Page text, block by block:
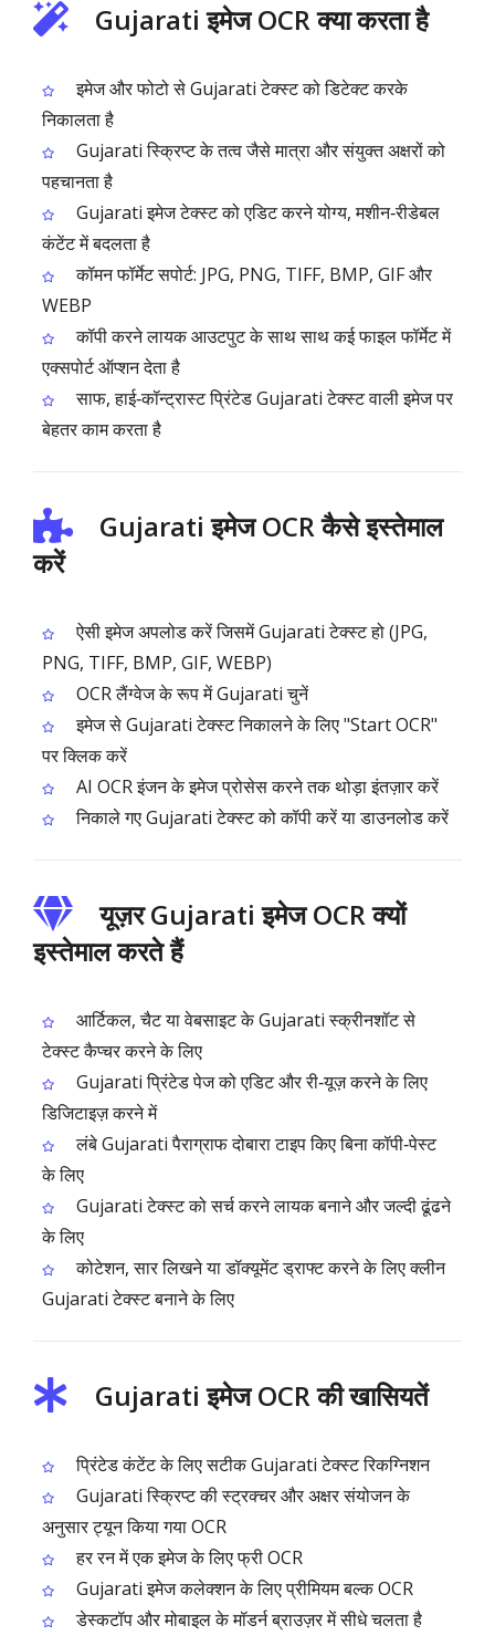
Gujarati इमेज OCR क्या करता है
इमेज और फोटो से Gujarati टेक्स्ट को डिटेक्ट करके
निकालता है
Gujarati स्क्रिप्ट के तत्व जैसे मात्रा और संयुक्त अक्षरों को
पहचानता है
Gujarati इमेज टेक्स्ट को एडिट करने योग्य, मशीन‑रीडेबल
कंटेंट में बदलता है
कॉमन फॉर्मेट सपोर्ट: JPG, PNG, TIFF, BMP, GIF और
WEBP
कॉपी करने लायक आउटपुट के साथ साथ कई फाइल फॉर्मेट में
एक्सपोर्ट ऑप्शन देता है
साफ, हाई‑कॉन्ट्रास्ट प्रिंटेड Gujarati टेक्स्ट वाली इमेज पर
बेहतर काम करता है
Gujarati इमेज OCR कैसे इस्तेमाल
करें
ऐसी इमेज अपलोड करें जिसमें Gujarati टेक्स्ट हो (JPG,
PNG, TIFF, BMP, GIF, WEBP)
OCR लैंग्वेज के रूप में Gujarati चुनें
इमेज से Gujarati टेक्स्ट निकालने के लिए "Start OCR"
पर क्लिक करें
AI OCR इंजन के इमेज प्रोसेस करने तक थोड़ा इंतज़ार करें
निकाले गए Gujarati टेक्स्ट को कॉपी करें या डाउनलोड करें
यूज़र Gujarati इमेज OCR क्यों
इस्तेमाल करते हैं
आर्टिकल, चैट या वेबसाइट के Gujarati स्क्रीनशॉट से
टेक्स्ट कैप्चर करने के लिए
Gujarati प्रिंटेड पेज को एडिट और री‑यूज़ करने के लिए
डिजिटाइज़ करने में
लंबे Gujarati पैराग्राफ दोबारा टाइप किए बिना कॉपी‑पेस्ट
के लिए
Gujarati टेक्स्ट को सर्च करने लायक बनाने और जल्दी ढूंढने
के लिए
कोटेशन, सार लिखने या डॉक्यूमेंट ड्राफ्ट करने के लिए क्लीन
Gujarati टेक्स्ट बनाने के लिए
Gujarati इमेज OCR की खासियतें
प्रिंटेड कंटेंट के लिए सटीक Gujarati टेक्स्ट रिकग्निशन
Gujarati स्क्रिप्ट की स्ट्रक्चर और अक्षर संयोजन के
अनुसार ट्यून किया गया OCR
हर रन में एक इमेज के लिए फ्री OCR
Gujarati इमेज कलेक्शन के लिए प्रीमियम बल्क OCR
डेस्कटॉप और मोबाइल के मॉडर्न ब्राउज़र में सीधे चलता है